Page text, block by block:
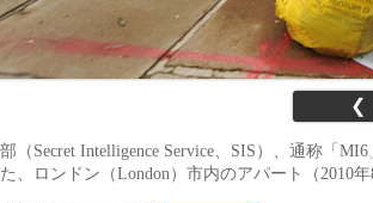
❮
（Secret Intelligence Service、SIS）、通称「
、ロンドン（London）市内のアパート（2010